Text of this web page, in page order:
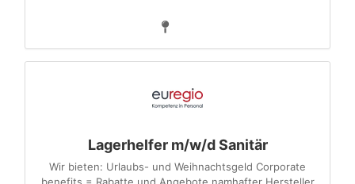
Lagerhelfer m/w/d Sanitär
Wir bieten: Urlaubs- und Weihnachtsgeld Corporate